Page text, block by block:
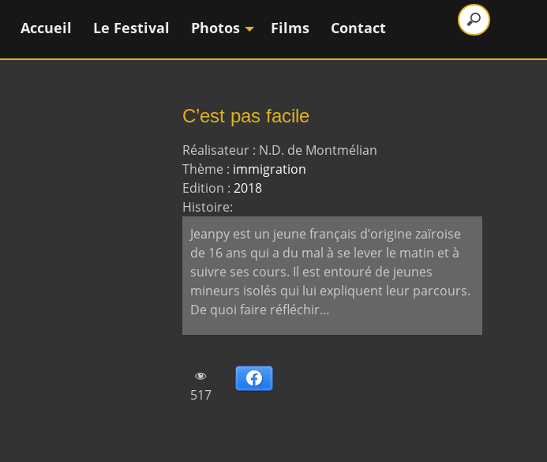
Accueil Le Festival Photos Films Contact
C’est pas facile
Réalisateur : N.D. de Montmélian
Thème : immigration
Edition : 2018
Histoire:
Jeanpy est un jeune français d’origine zaïroise
de 16 ans qui a du mal à se lever le matin et à
suivre ses cours. Il est entouré de jeunes
mineurs isolés qui lui expliquent leur parcours.
De quoi faire réfléchir…
517